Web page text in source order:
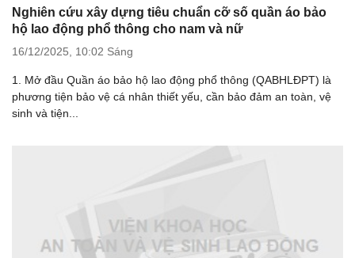
Nghiên cứu xây dựng tiêu chuẩn cỡ số quần áo bảo
hộ lao động phổ thông cho nam và nữ
16/12/2025, 10:02 Sáng
1. Mở đầu Quần áo bảo hộ lao động phổ thông (QABHLĐPT) là
phương tiện bảo vệ cá nhân thiết yếu, cần bảo đảm an toàn, vệ
sinh và tiện...